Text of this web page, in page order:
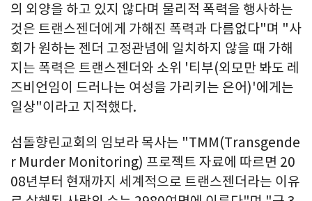
의 외양을 하고 있지 않다며 물리적 폭력을 행사하는
것은 트랜스젠더에게 가해진 폭력과 다름없다"며 "사
회가 원하는 젠더 고정관념에 일치하지 않을 때 가해
지는 폭력은 트랜스젠더와 소위 '티부(외모만 봐도 레
즈비언임이 드러나는 여성을 가리키는 은어)'에게는
일상"이라고 지적했다.
섬돌향린교회의 임보라 목사는 "TMM(Transgende
r Murder Monitoring) 프로젝트 자료에 따르면 20
08년부터 현재까지 세계적으로 트랜스젠더라는 이유